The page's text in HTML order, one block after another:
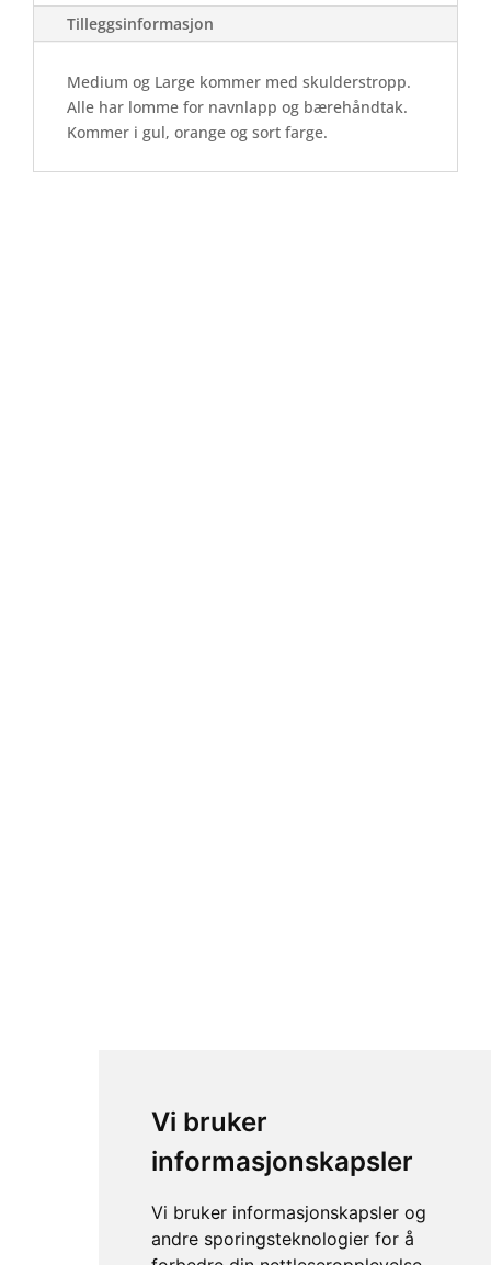
Vi bruker
informasjonskapsler
Vi bruker informasjonskapsler og
andre sporingsteknologier for å
Tilleggsinformasjon
Medium og Large kommer med skulderstropp.
Alle har lomme for navnlapp og bærehåndtak.
Kommer i gul, orange og sort farge.